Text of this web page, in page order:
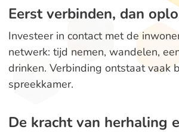
Eerst verbinden, dan
Investeer in contact met de
netwerk: tijd nemen, wandelen,
drinken. Verbinding ontstaat vaak
spreekkamer.
De kracht van herhaling